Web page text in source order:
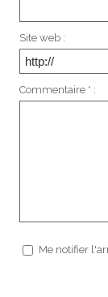
Site web :
Commentaire * :
Me notifier